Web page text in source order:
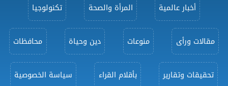
أخبار عالمية المرأة والصحة تكنولوجيا
مقالات ورأى منوعات دين وحياة محافظات
تحقيقات وتقارير بأقلام القراء سياسة الخصوصية